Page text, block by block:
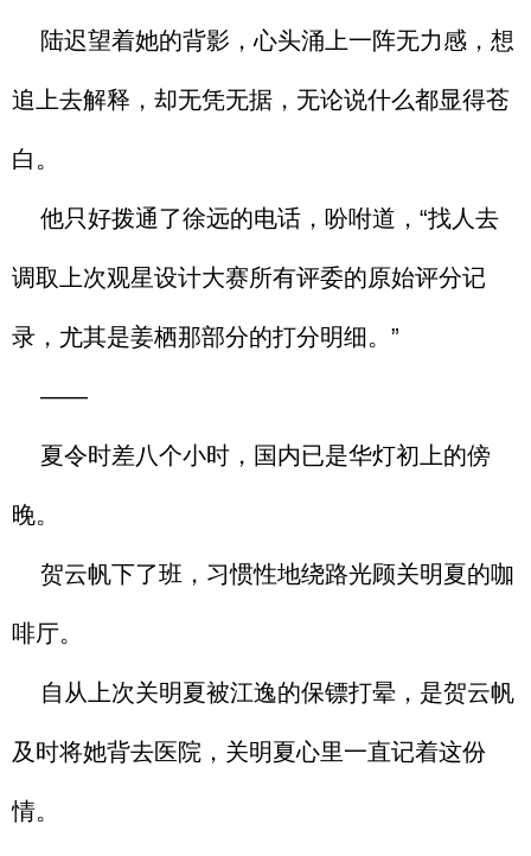
陆迟望着她的背影，心头涌上一阵无力感，想
追上去解释，却无凭无据，无论说什么都显得苍
白。
他只好拨通了徐远的电话，吩咐道，“找人去
调取上次观星设计大赛所有评委的原始评分记
录，尤其是姜栖那部分的打分明细。”
——
夏令时差八个小时，国内已是华灯初上的傍
晚。
贺云帆下了班，习惯性地绕路光顾关明夏的咖
啡厅。
自从上次关明夏被江逸的保镖打晕，是贺云帆
及时将她背去医院，关明夏心里一直记着这份
情。